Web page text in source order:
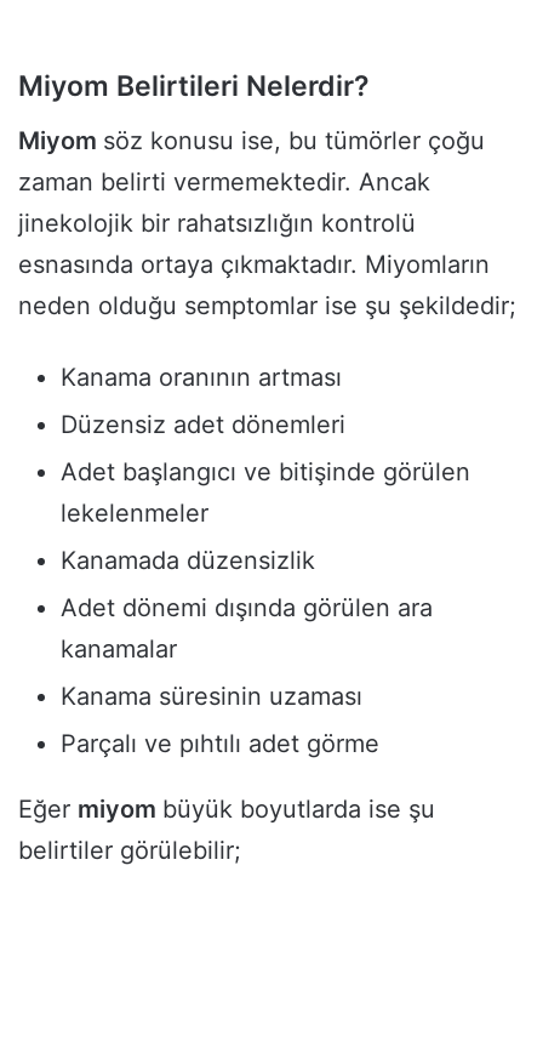
Miyom Belirtileri Nelerdir?
Miyom söz konusu ise, bu tümörler çoğu
zaman belirti vermemektedir. Ancak
jinekolojik bir rahatsızlığın kontrolü
esnasında ortaya çıkmaktadır. Miyomların
neden olduğu semptomlar ise şu şekildedir;
Kanama oranının artması
Düzensiz adet dönemleri
Adet başlangıcı ve bitişinde görülen
lekelenmeler
Kanamada düzensizlik
Adet dönemi dışında görülen ara
kanamalar
Kanama süresinin uzaması
Parçalı ve pıhtılı adet görme
Eğer miyom büyük boyutlarda ise şu
belirtiler görülebilir;